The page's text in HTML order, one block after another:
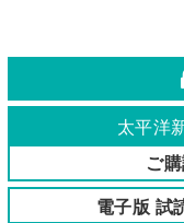
太平洋
ご
電子版 試